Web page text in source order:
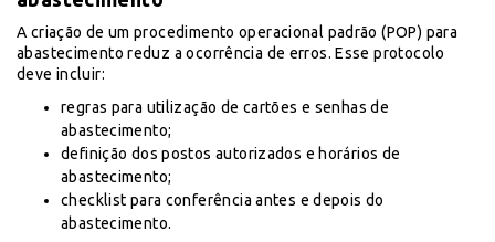
A criação de um procedimento operacional padrão (POP) para
abastecimento reduz a ocorrência de erros. Esse protocolo
deve incluir:
regras para utilização de cartões e senhas de
abastecimento;
definição dos postos autorizados e horários de
abastecimento;
checklist para conferência antes e depois do
abastecimento.